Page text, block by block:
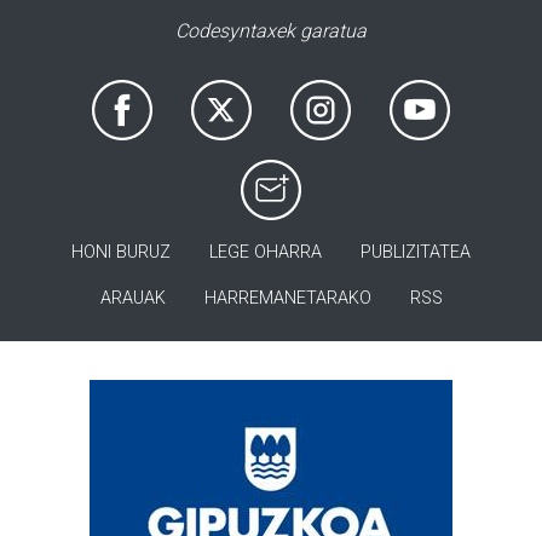
Codesyntaxek garatua
HONI BURUZ LEGE OHARRA PUBLIZITATEA
ARAUAK HARREMANETARAKO RSS